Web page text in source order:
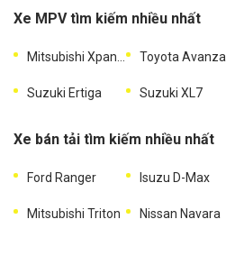
Xe MPV tìm kiếm nhiều nhất
Toyota Avanza
Suzuki Ertiga Suzuki XL7
Xe bán tải tìm kiếm nhiều nhất
Ford Ranger Isuzu D-Max
Mitsubishi Triton Nissan Navara